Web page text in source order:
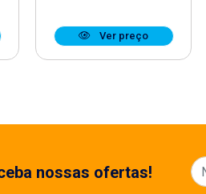
Ver preço
nossas ofertas!